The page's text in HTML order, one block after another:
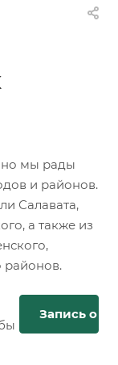
но мы рады
и районов.
Салавата,
а также из
районов.
Запись